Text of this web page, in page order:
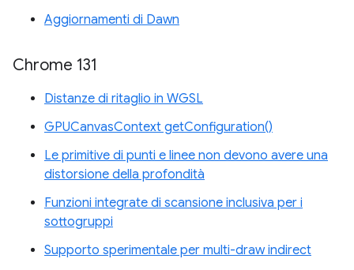
Aggiornamenti di Dawn
Chrome 131
Distanze di ritaglio in WGSL
GPUCanvasContext getConfiguration()
Le primitive di punti e linee non devono avere una
distorsione della profondità
Funzioni integrate di scansione inclusiva per i
sottogruppi
Supporto sperimentale per multi-draw indirect